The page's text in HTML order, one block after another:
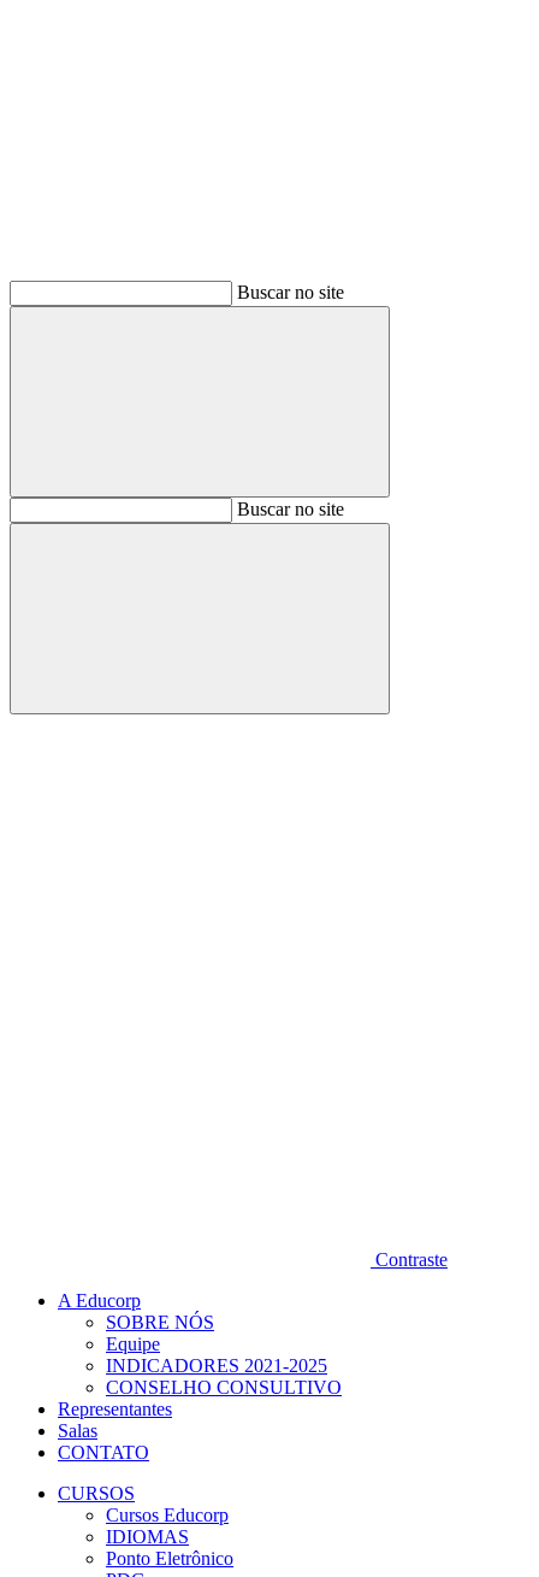
Buscar no site
BuscarBuscar no site
Buscar
Contraste
A Educorp
SOBRE NÓS
Equipe
INDICADORES 2021-2025
CONSELHO CONSULTIVO
Representantes
Salas
CONTATO
CURSOS
Cursos Educorp
IDIOMAS
Ponto Eletrônico